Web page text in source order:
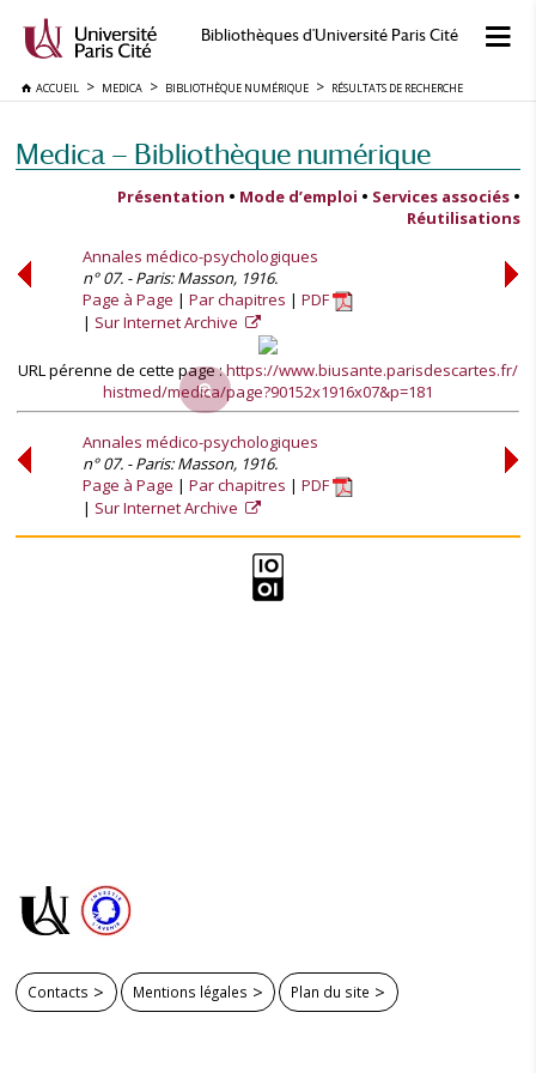
Bibliothèques d'Université Paris Cité
ACCUEIL MEDICA BIBLIOTHÈQUE NUMÉRIQUE RÉSULTATS DE RECHERCHE
Medica — Bibliothèque numérique
Présentation • Mode d’emploi • Services associés •
Réutilisations
Annales médico-psychologiques
n° 07. - Paris: Masson, 1916.
Page à Page
Par chapitres
PDF
Sur Internet Archive
URL pérenne de cette page :https://www.biusante.parisdescartes.fr/
histmed/medica/page?90152x1916x07&p=181
Annales médico-psychologiques
n° 07. - Paris: Masson, 1916.
Page à Page
Par chapitres
PDF
Sur Internet Archive
Contacts Mentions légales Plan du site